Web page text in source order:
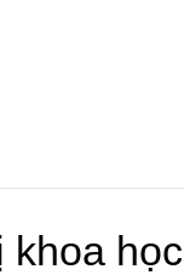
khoa